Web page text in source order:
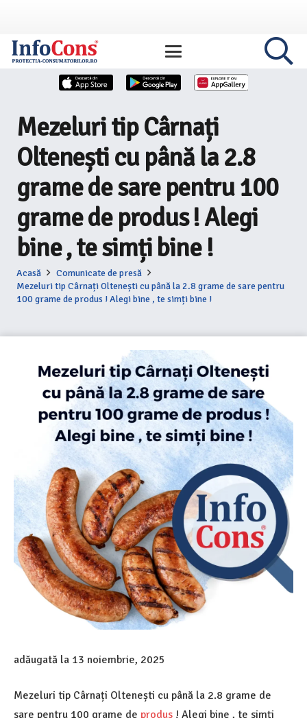
Mezeluri tip Cârnați
Oltenești cu până la 2.8
grame de sare pentru 100
grame de produs ! Alegi
bine , te simți bine !
Acasă
Comunicate de presă
Mezeluri tip Cârnați Oltenești cu până la 2.8 grame de sare pentru
100 grame de produs ! Alegi bine , te simți bine !
adăugată la 13 noiembrie, 2025
Mezeluri tip Cârnați Oltenești cu până la 2.8 grame de
sare pentru 100 grame de produs ! Alegi bine , te simți